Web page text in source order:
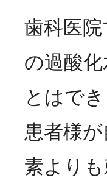
歯科医
の過酸
とはで
患者様
素より